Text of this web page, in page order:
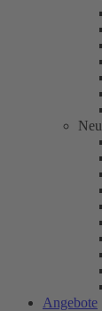
Neu
Angebote